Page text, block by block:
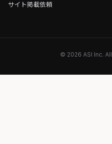
サイト掲載依頼
© 2026 ASI Inc.